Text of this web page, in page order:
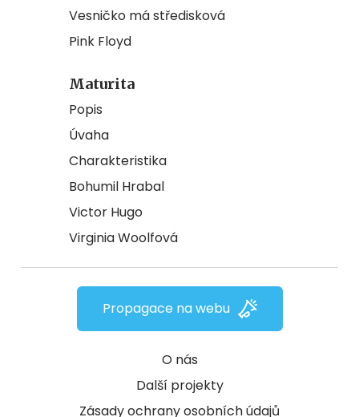
Vesničko má středisková
Pink Floyd
Maturita
Popis
Úvaha
Charakteristika
Bohumil Hrabal
Victor Hugo
Virginia Woolfová
O nás
Další projekty
Zásady ochrany osobních údajů
Propagace na webu